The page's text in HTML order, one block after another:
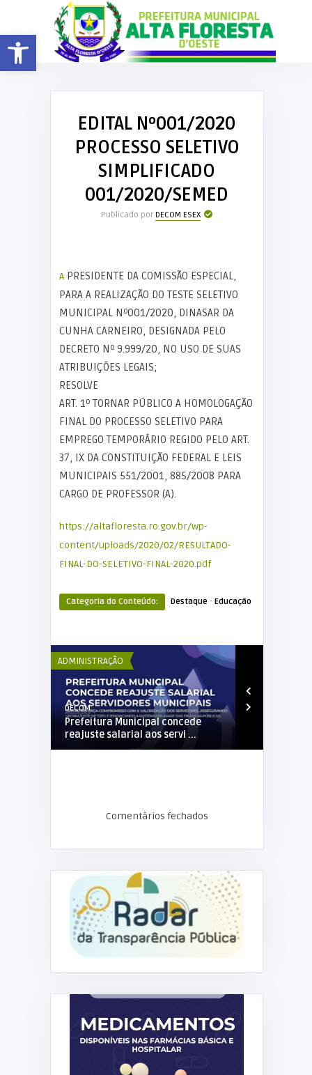
Barra de Ferramentas Aberta
EDITAL Nº001/2020
PROCESSO SELETIVO
SIMPLIFICADO
001/2020/SEMED
Publicado por DECOM ESEX
A PRESIDENTE DA COMISSÃO ESPECIAL,
PARA A REALIZAÇÃO DO TESTE SELETIVO
MUNICIPAL Nº001/2020, DINASAR DA
CUNHA CARNEIRO, DESIGNADA PELO
DECRETO Nº 9.999/20, NO USO DE SUAS
ATRIBUIÇÕES LEGAIS;
RESOLVE
ART. 1º TORNAR PÚBLICO A HOMOLOGAÇÃO
FINAL DO PROCESSO SELETIVO PARA
EMPREGO TEMPORÁRIO REGIDO PELO ART.
37, IX DA CONSTITUIÇÃO FEDERAL E LEIS
MUNICIPAIS 551/2001, 885/2008 PARA
CARGO DE PROFESSOR (A).
https://altafloresta.ro.gov.br/wp-
content/uploads/2020/02/RESULTADO-
FINAL-DO-SELETIVO-FINAL-2020.pdf
Categoria do Conteúdo: Destaque · Educação
ADMINISTRAÇÃO
DECOM
Prefeitura Municipal concede
reajuste salarial aos servi ...
Comentários fechados